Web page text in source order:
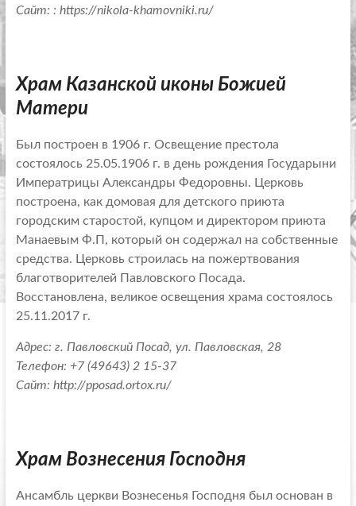
Сайт: : https://nikola-khamovniki.ru/
Храм Казанской иконы Божией
Матери
Был построен в 1906 г. Освещение престола
состоялось 25.05.1906 г. в день рождения Государыни
Императрицы Александры Федоровны. Церковь
построена, как домовая для детского приюта
городским старостой, купцом и директором приюта
Манаевым Ф.П, который он содержал на собственные
средства. Церковь строилась на пожертвования
благотворителей Павловского Посада.
Восстановлена, великое освещения храма состоялось
25.11.2017 г.
Адрес: г. Павловский Посад, ул. Павловская, 28
Телефон: +7 (49643) 2 15-37
Сайт: http://pposad.ortox.ru/
Храм Вознесения Господня
Ансамбль церкви Вознесенья Господня был основан в